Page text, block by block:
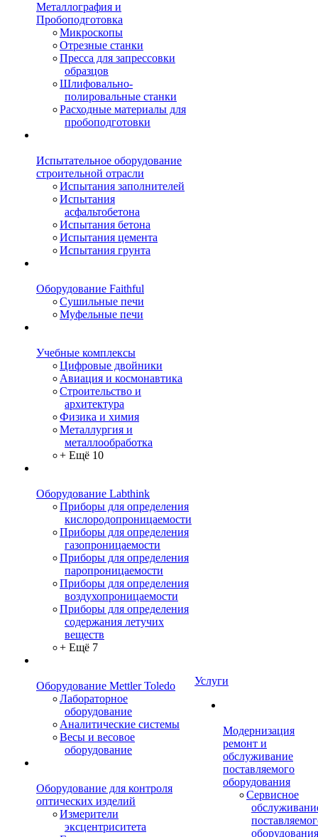
Металлография и
Пробоподготовка
Микроскопы
Отрезные станки
Пресса для запрессовки
образцов
Шлифовально-
полировальные станки
Расходные материалы для
пробоподготовки
Испытательное оборудование
строительной отрасли
Испытания заполнителей
Испытания
асфальтобетона
Испытания бетона
Испытания цемента
Испытания грунта
Оборудование Faithful
Сушильные печи
Муфельные печи
Учебные комплексы
Цифровые двойники
Авиация и космонавтика
Строительство и
архитектура
Физика и химия
Металлургия и
металлообработка
+ Ещё 10
Оборудование Labthink
Приборы для определения
кислородопроницаемости
Приборы для определения
газопроницаемости
Приборы для определения
паропроницаемости
Приборы для определения
воздухопроницаемости
Приборы для определения
содержания летучих
веществ
+ Ещё 7
Оборудование Mettler Toledo
Лабораторное
оборудование
Аналитические системы
Весы и весовое
оборудование
Оборудование для контроля
оптических изделий
Измерители
эксцентриситета
Услуги
Модернизация
ремонт и
обслуживание
поставляемого
оборудования
Сервисное
оборудования